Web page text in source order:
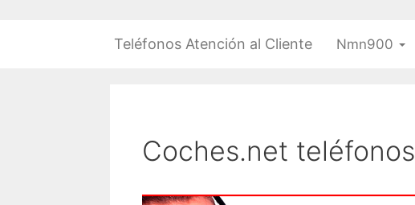
Teléfonos Atención al Cliente Nmn900
Coches.net teléfonos